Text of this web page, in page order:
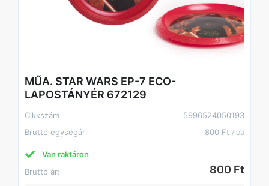
MŰA. STAR WARS EP-7 ECO-
LAPOSTÁNYÉR 672129
Cikkszám
5996524050193
Bruttó egységár
800 Ft / DB
Van raktáron
Bruttó ár:
800 Ft